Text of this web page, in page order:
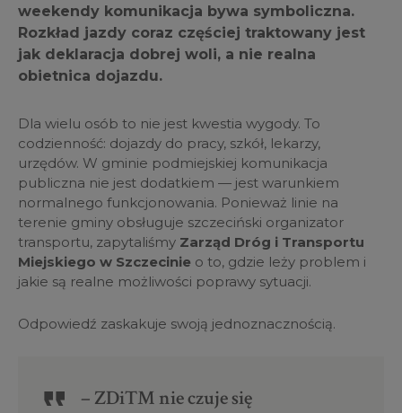
weekendy komunikacja bywa symboliczna.
Rozkład jazdy coraz częściej traktowany jest
jak deklaracja dobrej woli, a nie realna
obietnica dojazdu.
Dla wielu osób to nie jest kwestia wygody. To
codzienność: dojazdy do pracy, szkół, lekarzy,
urzędów. W gminie podmiejskiej komunikacja
publiczna nie jest dodatkiem — jest warunkiem
normalnego funkcjonowania. Ponieważ linie na
terenie gminy obsługuje szczeciński organizator
transportu, zapytaliśmy Zarząd Dróg i Transportu
Miejskiego w Szczecinie o to, gdzie leży problem i
jakie są realne możliwości poprawy sytuacji.
Odpowiedź zaskakuje swoją jednoznacznością.
– ZDiTM nie czuje się